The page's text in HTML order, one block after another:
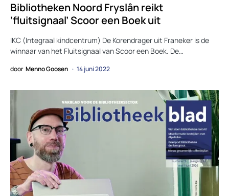
Bibliotheken Noord Fryslân reikt
‘fluitsignaal’ Scoor een Boek uit
IKC (Integraal kindcentrum) De Korendrager uit Franeker is de
winnaar van het Fluitsignaal van Scoor een Boek. De…
door Menno Goosen 14 juni 2022